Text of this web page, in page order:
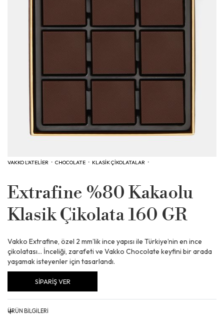
VAKKO L'ATELİER › CHOCOLATE › KLASIK ÇIKOLATALAR ›
Extrafine %80 Kakaolu
Klasik Çikolata 160 GR
Vakko Extrafine, özel 2 mm’lik ince yapısı ile Türkiye’nin en ince
çikolatası… İnceliği, zarafeti ve Vakko Chocolate keyfini bir arada
yaşamak isteyenler için tasarlandı.
SİPARİŞ VER
+
ÜRÜN BİLGİLERİ